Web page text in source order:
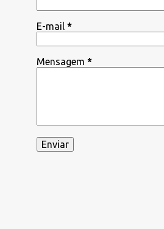
E-mail *
Mensagem *